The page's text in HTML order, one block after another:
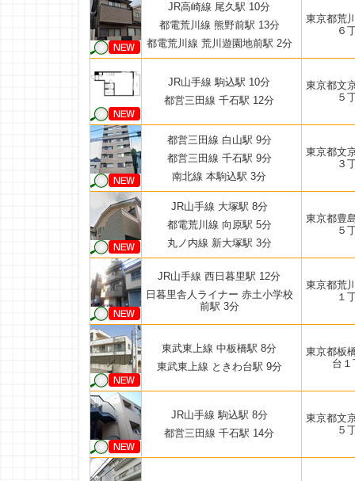
JR高崎線 尾久駅 10分
都電荒川線 熊野前駅 13分
都電荒川線 荒川遊園地前駅 2分
東京都荒
６
JR山手線 駒込駅 10分
都営三田線 千石駅 12分
東京都文
５
都営三田線 白山駅 9分
都営三田線 千石駅 9分
南北線 本駒込駅 3分
東京都文
３
JR山手線 大塚駅 8分
都電荒川線 向原駅 5分
丸ノ内線 新大塚駅 3分
東京都豊
５
JR山手線 西日暮里駅 12分
日暮里舎人ライナー 赤土小学校
前駅 3分
東京都荒
１
東武東上線 中板橋駅 8分
東武東上線 ときわ台駅 9分
東京都板
台１
JR山手線 駒込駅 8分
都営三田線 千石駅 14分
東京都文
５